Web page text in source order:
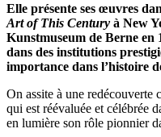
Elle présente ses œuvres
Art of This Century à New
Kunstmuseum de Berne en
dans des institutions
importance dans l’histoire
On assite à une redécouverte
qui est réévaluée et célébrée
en lumière son rôle pionnier